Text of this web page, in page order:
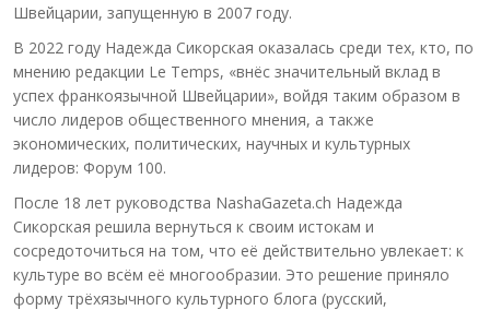
Швейцарии, запущенную в 2007 году.
В 2022 году Надежда Сикорская оказалась среди тех, кто, по
мнению редакции Le Temps, «внёс значительный вклад в
успех франкоязычной Швейцарии», войдя таким образом в
число лидеров общественного мнения, а также
экономических, политических, научных и культурных
лидеров: Форум 100.
После 18 лет руководства NashaGazeta.ch Надежда
Сикорская решила вернуться к своим истокам и
сосредоточиться на том, что её действительно увлекает: к
культуре во всём её многообразии. Это решение приняло
форму трёхязычного культурного блога (русский,